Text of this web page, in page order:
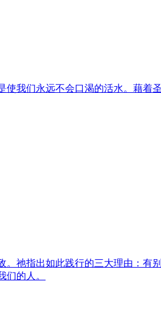
我们永远不会口渴的活水。藉
祂指出如此践行的三大理由：
的人。